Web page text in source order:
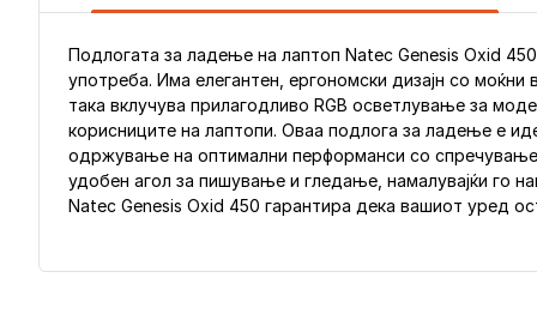
Подлогата за ладење на лаптоп Natec Genesis Oxid
употреба. Има елегантен, ергономски дизајн со
така вклучува прилагодливо RGB осветлување за
корисниците на лаптопи. Оваа подлога за ладење е
одржување на оптимални перформанси со спречување
удобен агол за пишување и гледање, намалувајќи го
Natec Genesis Oxid 450 гарантира дека вашиот уред